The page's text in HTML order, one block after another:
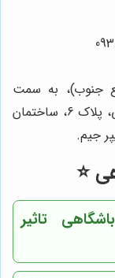
جنوب)، به سمت
انقلاب، جنب مترو شادمان، نبش کوچه زمانی، پلاک 6، ساختمان
⭐️
تاثیر